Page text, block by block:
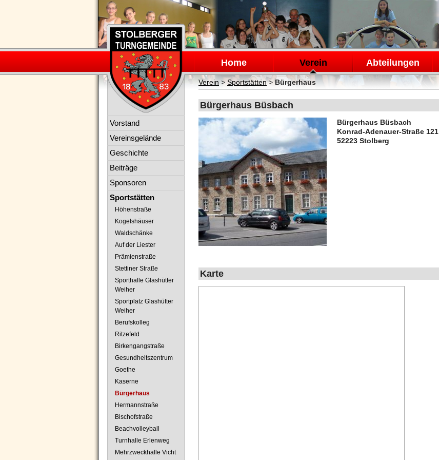
Navigation
überspringen
Home Verein Abteilungen
Verein> Sportstätten>Bürgerhaus
Bürgerhaus Büsbach
Bürgerhaus Büsbach
Konrad-Adenauer-Straße 121
52223 Stolberg
Karte
Navigation
Vorstand
Vereinsgelände
Geschichte
Beiträge
Sponsoren
Sportstätten
Höhenstraße
Kogelshäuser
Waldschänke
Auf der Liester
Prämienstraße
Stettiner Straße
Sporthalle Glashütter
Weiher
Sportplatz Glashütter
Weiher
Berufskolleg
Ritzefeld
Birkengangstraße
Gesundheitszentrum
Goethe
Kaserne
Bürgerhaus
Hermannstraße
Bischofstraße
Beachvolleyball
Turnhalle Erlenweg
Mehrzweckhalle Vicht